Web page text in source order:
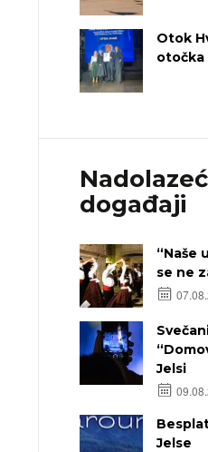
Otok
otočka
događaji
“Naše
se ne
Jelsi
Jelse